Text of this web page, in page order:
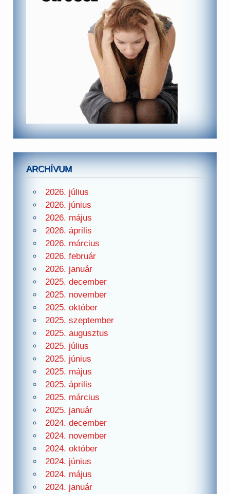
ARCHÍVUM
2026. július
2026. június
2026. május
2026. április
2026. március
2026. február
2026. január
2025. december
2025. november
2025. október
2025. szeptember
2025. augusztus
2025. július
2025. június
2025. május
2025. április
2025. március
2025. január
2024. december
2024. november
2024. október
2024. június
2024. május
2024. január